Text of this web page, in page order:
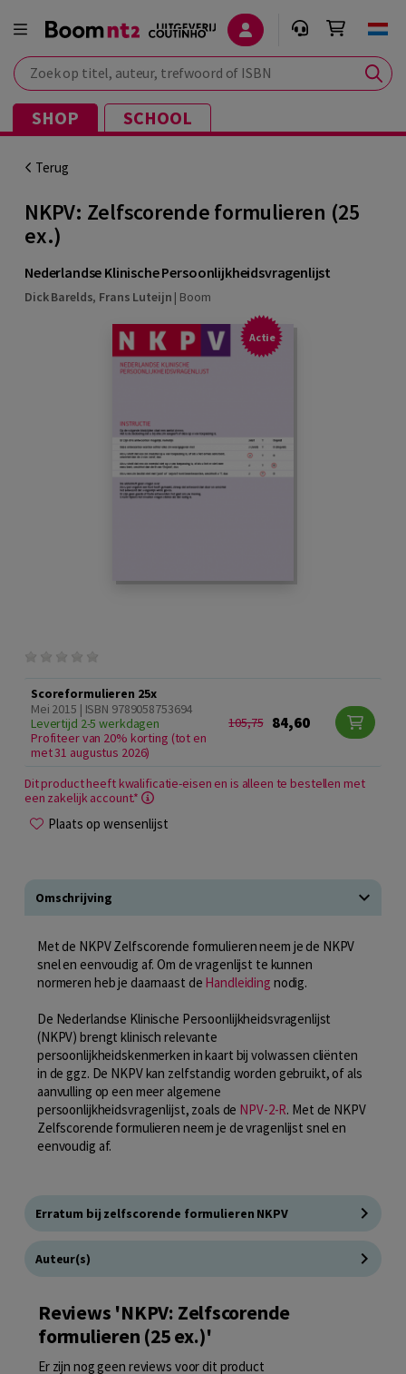
Zoek op titel, auteur, trefwoord of ISBN
SHOP SCHOOL
Terug
NKPV: Zelfscorende formulieren (25
ex.)
Nederlandse Klinische Persoonlijkheidsvragenlijst
Dick Barelds, Frans Luteijn | Boom
Actie
Scoreformulieren 25x
Mei 2015 | ISBN 9789058753694
Levertijd 2-5 werkdagen
Profiteer van 20% korting (tot en
met 31 augustus 2026)
105,75 84,60
Dit product heeft kwalificatie-eisen en is alleen te bestellen met
een zakelijk account.*
Plaats op wensenlijst
Omschrijving
Met de NKPV Zelfscorende formulieren neem je de NKPV
snel en eenvoudig af. Om de vragenlijst te kunnen
normeren heb je daarnaast de Handleiding nodig.
De Nederlandse Klinische Persoonlijkheidsvragenlijst
(NKPV) brengt klinisch relevante
persoonlijkheidskenmerken in kaart bij volwassen cliënten
in de ggz. De NKPV kan zelfstandig worden gebruikt, of als
aanvulling op een meer algemene
persoonlijkheidsvragenlijst, zoals de NPV-2-R. Met de NKPV
Zelfscorende formulieren neem je de vragenlijst snel en
eenvoudig af.
Erratum bij zelfscorende formulieren NKPV
Auteur(s)
Reviews 'NKPV: Zelfscorende
formulieren (25 ex.)'
Er zijn nog geen reviews voor dit product